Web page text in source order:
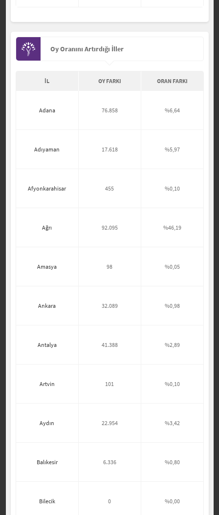
Oy Oranını Artırdığı İller
İL OY FARKI ORAN FARKI
Adana 76.858 %6,64
Adıyaman 17.618 %5,97
Afyonkarahisar 455 %0,10
Ağrı 92.095 %46,19
Amasya 98 %0,05
Ankara 32.089 %0,98
Antalya 41.388 %2,89
Artvin 101 %0,10
Aydın 22.954 %3,42
Balıkesir 6.336 %0,80
Bilecik 0 %0,00